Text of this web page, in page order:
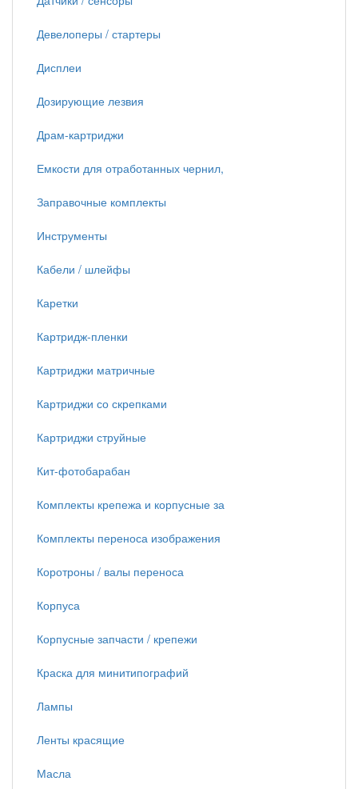
Девелоперы / стартеры
Дисплеи
Дозирующие лезвия
Драм-картриджи
Емкости для отработанных чернил,
Заправочные комплекты
Инструменты
Кабели / шлейфы
Каретки
Картридж-пленки
Картриджи матричные
Картриджи со скрепками
Картриджи струйные
Кит-фотобарабан
Комплекты крепежа и корпусные за
Комплекты переноса изображения
Коротроны / валы переноса
Корпуса
Корпусные запчасти / крепежи
Краска для минитипографий
Лампы
Ленты красящие
Масла